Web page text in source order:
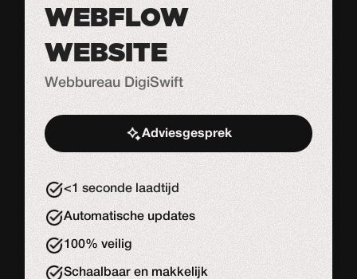
WEBFLOW
WEBSITE
Webbureau DigiSwift
Adviesgesprek
Start de uitdaging
<1 seconde laadtijd
Automatische updates
100% veilig
Schaalbaar en makkelijk